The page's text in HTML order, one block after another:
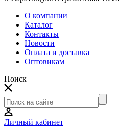
О компании
Каталог
Контакты
Новости
Оплата и доставка
Оптовикам
Поиск
Личный кабинет